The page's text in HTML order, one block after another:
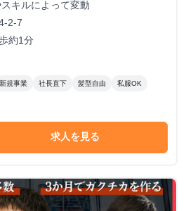
キルによって変動
2-7
約1分
新規事業 社長直下 髪型自由 私服OK
求人を見る